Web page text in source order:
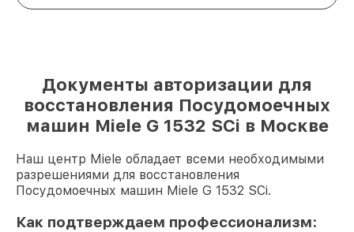
Документы авторизации для
восстановления Посудомоечных
машин Miele G 1532 SCi в Москве
Наш центр Miele обладает всеми необходимыми
разрешениями для восстановления
Посудомоечных машин Miele G 1532 SCi.
Как подтверждаем профессионализм: